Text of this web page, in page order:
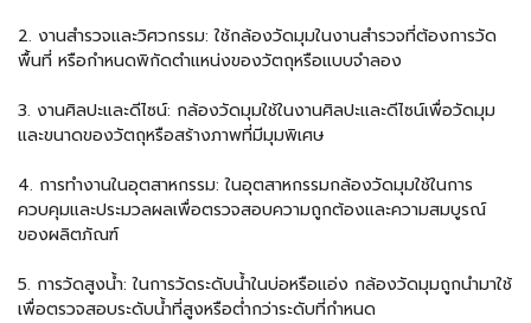
2. งานสำรวจและวิศวกรรม: ใช้กล้องวัดมุมในงานสำรวจที่ต้องการวัด
พื้นที่ หรือกำหนดพิกัดตำแหน่งของวัตถุหรือแบบจำลอง
3. งานศิลปะและดีไซน์: กล้องวัดมุมใช้ในงานศิลปะและดีไซน์เพื่อวัดมุม
และขนาดของวัตถุหรือสร้างภาพที่มีมุมพิเศษ
4. การทำงานในอุตสาหกรรม: ในอุตสาหกรรมกล้องวัดมุมใช้ในการ
ควบคุมและประมวลผลเพื่อตรวจสอบความถูกต้องและความสมบูรณ์
ของผลิตภัณฑ์
5. การวัดสูงน้ำ: ในการวัดระดับน้ำในบ่อหรือแอ่ง กล้องวัดมุมถูกนำมาใช้
เพื่อตรวจสอบระดับน้ำที่สูงหรือต่ำกว่าระดับที่กำหนด